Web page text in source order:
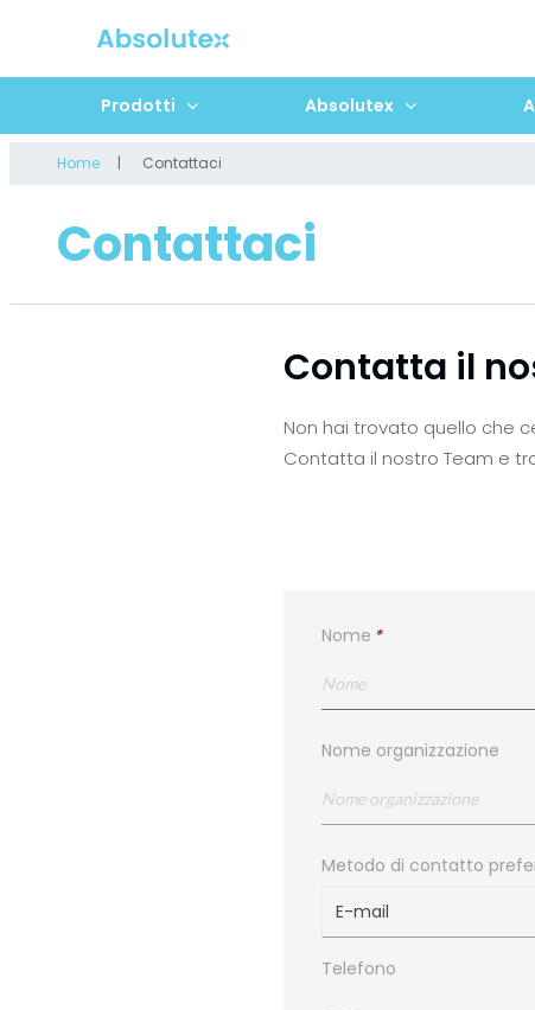
Prodotti Absolutex
Home Contattaci
Contattaci
Contatta il
Non hai trovato quello che
Contatta il nostro Team e
Nome *
Nome organizzazione
Metodo di contatto
E-mail
Telefono